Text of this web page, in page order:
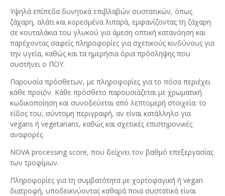
Υψηλά επίπεδα δυνητικά επιβλαβών συστατικών, όπως
ζάχαρη, αλάτι και κορεσμένα λιπαρά, εμφανίζοντας τη ζάχαρη
σε κουταλάκια του γλυκού για άμεση οπτική κατανόηση και
παρέχοντας σαφείς πληροφορίες για σχετικούς κινδύνους για
την υγεία, καθώς και τα ημερήσια όρια πρόσληψης που
συστήνει ο ΠΟΥ.
Παρουσία πρόσθετων, με πληροφορίες για το πόσα περιέχει
κάθε προϊόν. Κάθε πρόσθετο παρουσιάζεται με χρωματική
κωδικοποίηση και συνοδεύεται από λεπτομερή στοιχεία: το
είδος του, σύντομη περιγραφή, αν είναι κατάλληλο για
vegans ή vegetarians, καθώς και σχετικές επιστημονικές
αναφορές.
NOVA processing score, που δείχνει τον βαθμό επεξεργασίας
των τροφίμων.
Πληροφορίες για τη συμβατότητα με χορτοφαγική ή vegan
διατροφή, υποδεικνύοντας καθαρά ποια συστατικά είναι